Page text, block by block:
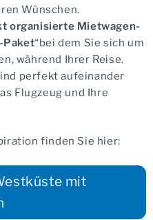
Wünschen.
organisierte Mietwagen-
Paket“bei dem Sie sich um
während Ihrer Reise.
perfekt aufeinander
Flugzeug und Ihre
finden Sie hier:
mit